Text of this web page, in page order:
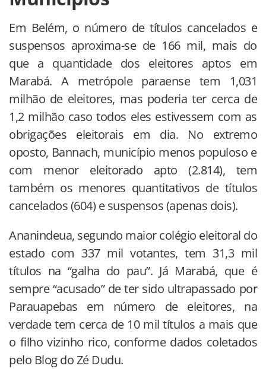
Em Belém, o número de títulos cancelados e
suspensos aproxima-se de 166 mil, mais do
que a quantidade dos eleitores aptos em
Marabá. A metrópole paraense tem 1,031
milhão de eleitores, mas poderia ter cerca de
1,2 milhão caso todos eles estivessem com as
obrigações eleitorais em dia. No extremo
oposto, Bannach, município menos populoso e
com menor eleitorado apto (2.814), tem
também os menores quantitativos de títulos
cancelados (604) e suspensos (apenas dois).
Ananindeua, segundo maior colégio eleitoral do
estado com 337 mil votantes, tem 31,3 mil
títulos na “galha do pau”. Já Marabá, que é
sempre “acusado” de ter sido ultrapassado por
Parauapebas em número de eleitores, na
verdade tem cerca de 10 mil títulos a mais que
o filho vizinho rico, conforme dados coletados
pelo Blog do Zé Dudu.